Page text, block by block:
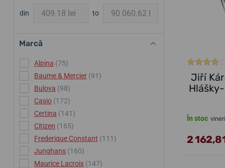
din to
Marcă
Alpina (75)
Baume & Mercier (91)
Bulova (98)
Casio (172)
Certina (141)
Citizen (165)
Frederique Constant (111)
Junghans (160)
Maurice Lacroix (147)
Jiří
În stoc
2